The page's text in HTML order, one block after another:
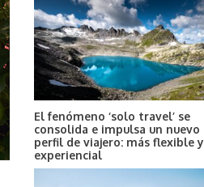
El fenómeno ‘solo travel’ se
consolida e impulsa un nuevo
perfil de viajero: más flexible y
experiencial